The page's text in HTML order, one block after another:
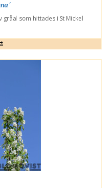
som hittades i St Mickel